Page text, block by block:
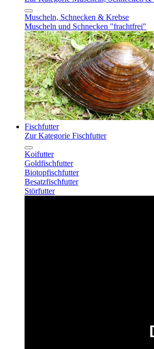
Muscheln, Schnecken & Krebse
Muscheln und Schnecken "frachtfrei"
Fischfutter
Zur Kategorie Fischfutter
Koifutter
Goldfischfutter
Biotopfischfutter
Besatzfischfutter
Störfutter